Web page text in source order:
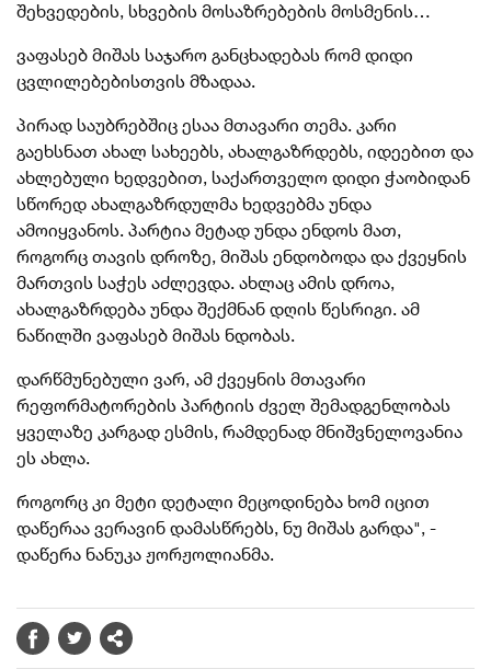
შეხვედების, სხვების მოსაზრებების მოსმენის…
ვაფასებ მიშას საჯარო განცხადებას რომ დიდი
ცვლილებებისთვის მზადაა.
პირად საუბრებშიც ესაა მთავარი თემა. კარი
გაეხსნათ ახალ სახეებს, ახალგაზრდებს, იდეებით და
ახლებული ხედვებით, საქართველო დიდი ჭაობიდან
სწორედ ახალგაზრდულმა ხედვებმა უნდა
ამოიყვანოს. პარტია მეტად უნდა ენდოს მათ,
როგორც თავის დროზე, მიშას ენდობოდა და ქვეყნის
მართვის საჭეს აძლევდა. ახლაც ამის დროა,
ახალგაზრდება უნდა შექმნან დღის წესრიგი. ამ
ნაწილში ვაფასებ მიშას ნდობას.
დარწმუნებული ვარ, ამ ქვეყნის მთავარი
რეფორმატორების პარტიის ძველ შემადგენლობას
ყველაზე კარგად ესმის, რამდენად მნიშვნელოვანია
ეს ახლა.
როგორც კი მეტი დეტალი მეცოდინება ხომ იცით
დაწერაა ვერავინ დამასწრებს, ნუ მიშას გარდა", -
დაწერა ნანუკა ჟორჟოლიანმა.